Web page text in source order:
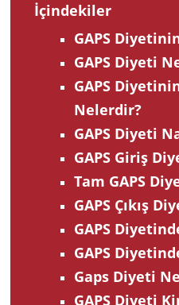
İçindekiler
GAPS
GAPS Diyeti
GAPS
Nelerdir?
GAPS Diyeti
GAPS Giriş
Tam GAPS
GAPS Çıkış
GAPS
GAPS
Gaps Diyeti
GAPS Diyeti